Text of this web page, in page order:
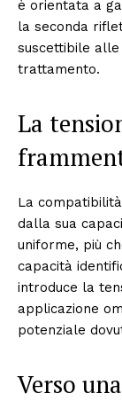
è orientata a
la seconda
suscettibile
trattamento.
La
La
dalla sua
uniforme, più
capacità
introduce la
applicazione
potenziale
Verso